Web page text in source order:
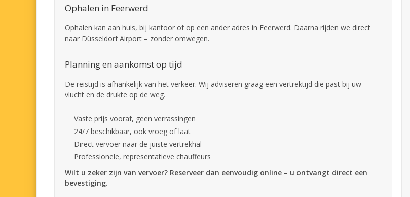
Ophalen in Feerwerd
Ophalen kan aan huis, bij kantoor of op een ander adres in Feerwerd. Daarna rijden we direct
naar Düsseldorf Airport – zonder omwegen.
Planning en aankomst op tijd
De reistijd is afhankelijk van het verkeer. Wij adviseren graag een vertrektijd die past bij uw
vlucht en de drukte op de weg.
Vaste prijs vooraf, geen verrassingen
24/7 beschikbaar, ook vroeg of laat
Direct vervoer naar de juiste vertrekhal
Professionele, representatieve chauffeurs
Wilt u zeker zijn van vervoer? Reserveer dan eenvoudig online – u ontvangt direct een
bevestiging.